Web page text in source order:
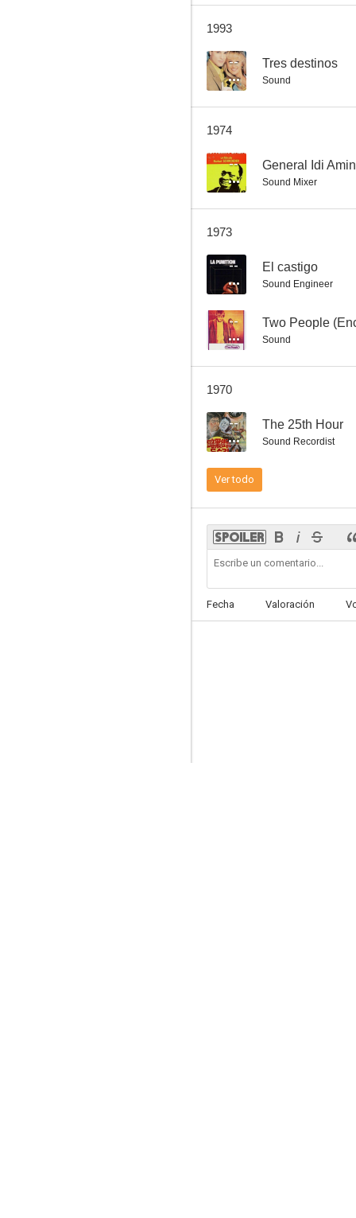
--
--
--
1993
-- Tres destinos
Sound
1974
-- General Idi
Sound Mixer
1973
-- El castigo
Sound Engineer
-- Two People
Sound
1970
-- The 25th Hour
Sound Recordist
Ver todo
Fecha Valoración